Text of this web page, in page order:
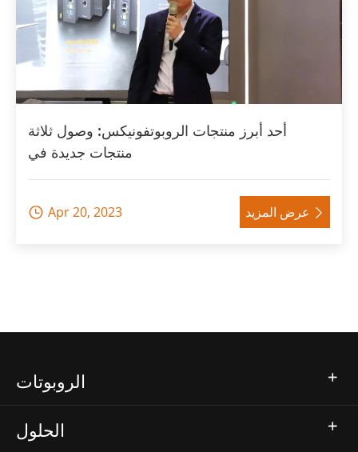
أحد أبرز منتجات الروبوتفونيكس: وصول ثلاثة
منتجات جديدة في
 Apr 20, 2023 عرض المزيد 
الروبوتات
الحلول